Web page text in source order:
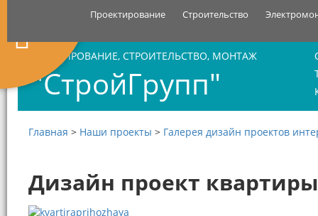
Проектирование Строительство
ПРОЕКТИРОВАНИЕ, СТРОИТЕЛЬСТВО, МОНТАЖ
"СтройГрупп"
Главная > Наши проекты > Галерея дизайн проектов
Дизайн проект